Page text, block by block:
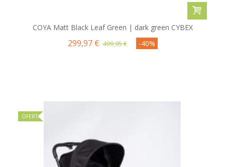
COYA Matt Black Leaf Green | dark green CYBEX
299,97 € 499,95 € -40%
OFERTA